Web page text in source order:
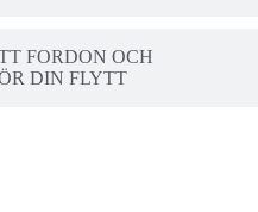
FORDON OCH
DIN FLYTT